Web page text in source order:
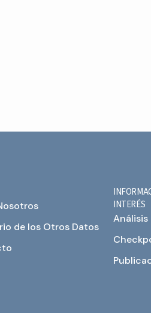
de los Otros Datos
INTERÉS
Análisis